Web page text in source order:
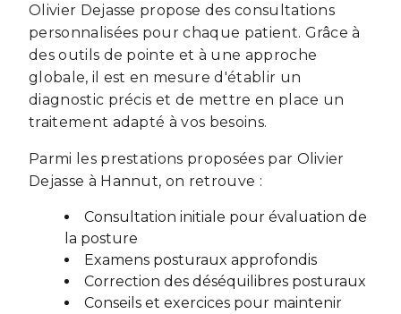
Olivier Dejasse propose des consultations
personnalisées pour chaque patient. Grâce à
des outils de pointe et à une approche
globale, il est en mesure d'établir un
diagnostic précis et de mettre en place un
traitement adapté à vos besoins.
Parmi les prestations proposées par Olivier
Dejasse à Hannut, on retrouve :
Consultation initiale pour évaluation de
la posture
Examens posturaux approfondis
Correction des déséquilibres posturaux
Conseils et exercices pour maintenir